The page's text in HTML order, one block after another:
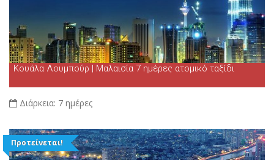
Κουάλα Λουμπούρ | Μαλαισία 7 ημέρες ατομικό ταξίδι
Διάρκεια: 7 ημέρες
Προτείνεται!